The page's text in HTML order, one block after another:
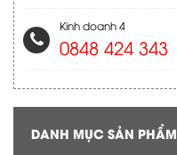
Kinh doanh 4
0848 424 343
DANH MỤC SẢN PHẨM